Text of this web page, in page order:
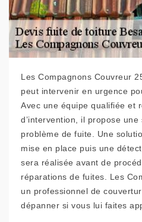
Les Compagnons Couvreur
peut intervenir en urgence
Avec une équipe qualifiée et
d’intervention, il propose
problème de fuite. Une
mise en place puis une
sera réalisée avant de
réparations de fuites. Les
un professionnel de
dépanner si vous lui faites